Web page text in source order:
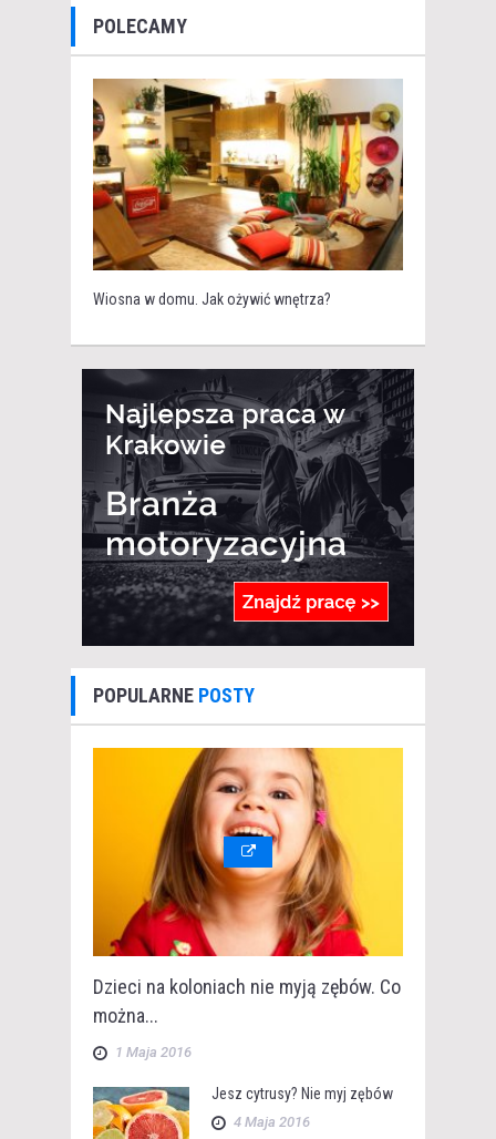
POLECAMY
Wiosna w domu. Jak ożywić wnętrza?
POPULARNE POSTY
Dzieci na koloniach nie myją zębów. Co
można...
1 Maja 2016
Jesz cytrusy? Nie myj zębów
4 Maja 2016